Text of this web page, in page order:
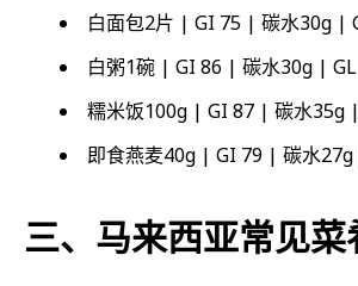
白面包2片 | GI 75 | 碳水30g |
白粥1碗 | GI 86 | 碳水30g |
糯米饭100g | GI 87 | 碳水35g
即食燕麦40g | GI 79 | 碳水27g
三、马来西亚常见菜